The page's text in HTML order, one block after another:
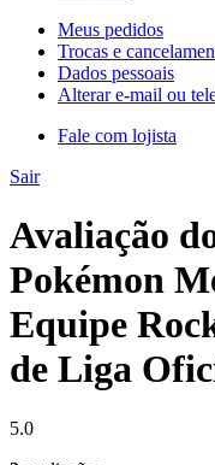
Meus pedidos
Trocas e
Dados pessoais
Alterar e-mail ou
Fale com lojista
Sair
Avaliação
Pokémon
Equipe
de Liga
5.0